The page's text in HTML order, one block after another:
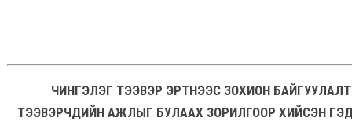
ЧИНГЭЛЭГ ТЭЭВЭР ЭРТНЭЭС ЗОХИОН
ТЭЭВЭРЧДИЙН АЖЛЫГ БУЛААХ ЗОРИЛГООР ХИЙСЭН